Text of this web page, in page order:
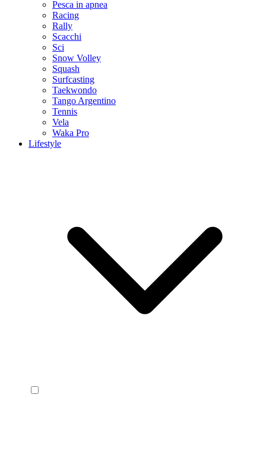
Pesca in apnea
Racing
Rally
Scacchi
Sci
Snow Volley
Squash
Surfcasting
Taekwondo
Tango Argentino
Tennis
Vela
Waka Pro
Lifestyle